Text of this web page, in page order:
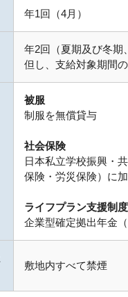
年1回（4月）
年2回（夏期及び冬
但し、支給対象期間
被服
制服を無償貸与
社会保険
日本私立学校振興・
保険・労災保険）に
ライフプラン支援制度
企業型確定拠出年金
敷地内すべて禁煙